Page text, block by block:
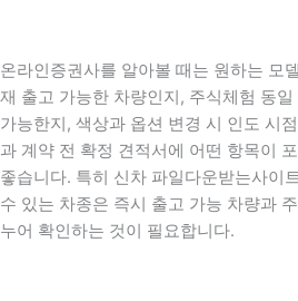
온라인증권사를 알아볼 때는 원하는 모
재 출고 가능한 차량인지, 주식체험 동
가능한지, 색상과 옵션 변경 시 인도 시
과 계약 전 확정 견적서에 어떤 항목이
좋습니다. 특히 신차 파일다운받는사이
수 있는 차종은 즉시 출고 가능 차량과
누어 확인하는 것이 필요합니다.